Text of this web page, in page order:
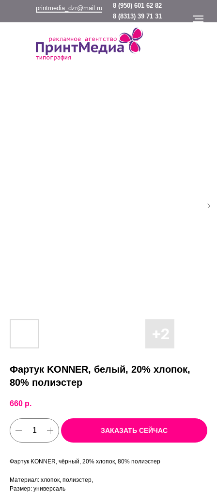
8 (950) 601 62 82
printmedia_dzr@mail.ru
8 (8313) 39 71 31
Фартук KONNER, белый, 20% хлопок,
80% полиэстер
660 р.
ЗАКАЗАТЬ СЕЙЧАС
Фартук KONNER, чёрный, 20% хлопок, 80% полиэстер
Материал: хлопок, полиэстер,
Размер: универсаль